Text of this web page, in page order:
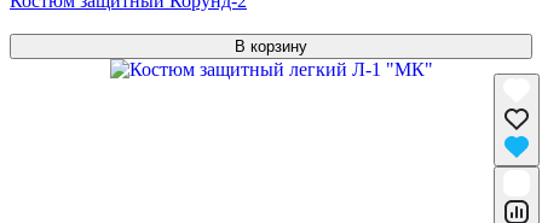
В корзину